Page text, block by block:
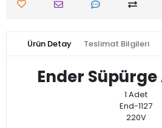
Ürün Detay Teslimat Bilgileri
Ender
1 Adet
End-1127
220V